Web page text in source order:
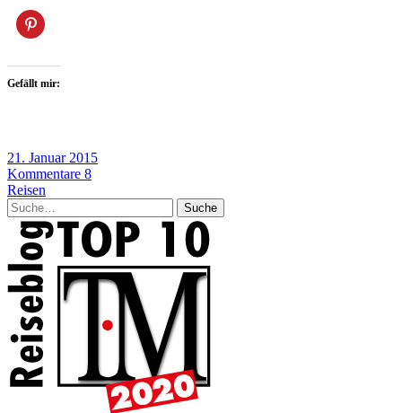
Gefällt mir:
21. Januar 2015
Kommentare 8
Reisen
Suche